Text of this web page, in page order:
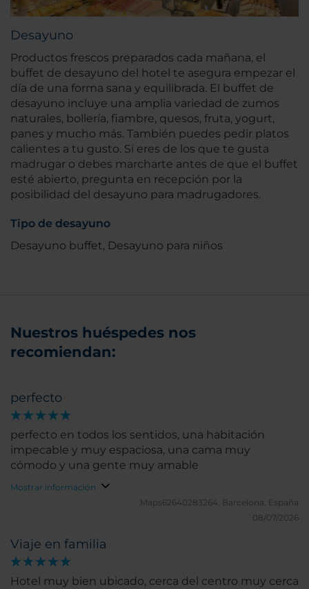
Desayuno
Productos frescos preparados cada mañana, el
buffet de desayuno del hotel te asegura empezar el
día de una forma sana y equilibrada. El buffet de
desayuno incluye una amplia variedad de zumos
naturales, bollería, fiambre, quesos, fruta, yogurt,
panes y mucho más. También puedes pedir platos
calientes a tu gusto. Si eres de los que te gusta
madrugar o debes marcharte antes de que el buffet
esté abierto, pregunta en recepción por la
posibilidad del desayuno para madrugadores.
Tipo de desayuno
Desayuno buffet, Desayuno para niños
Nuestros huéspedes nos
recomiendan:
perfecto
perfecto en todos los sentidos, una habitación
impecable y muy espaciosa, una cama muy
cómodo y una gente muy amable
Mostrar información
Maps62640283264. Barcelona, España
08/07/2026
Viaje en familia
Hotel muy bien ubicado, cerca del centro muy cerca